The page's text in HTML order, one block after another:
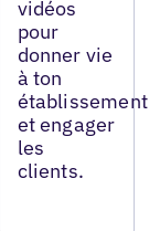
vidéos
pour
donner vie
à ton
établissement
et engager
les
clients.